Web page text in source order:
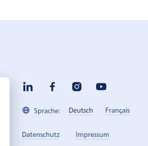
Sprache: Deutsch Français
Datenschutz Impressum